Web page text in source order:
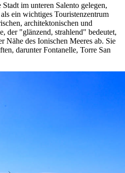
im unteren Salento gelegen,
ein wichtiges Touristenzentrum
architektonischen und
der "glänzend, strahlend" bedeutet,
Nähe des Ionischen Meeres ab. Sie
darunter Fontanelle, Torre San